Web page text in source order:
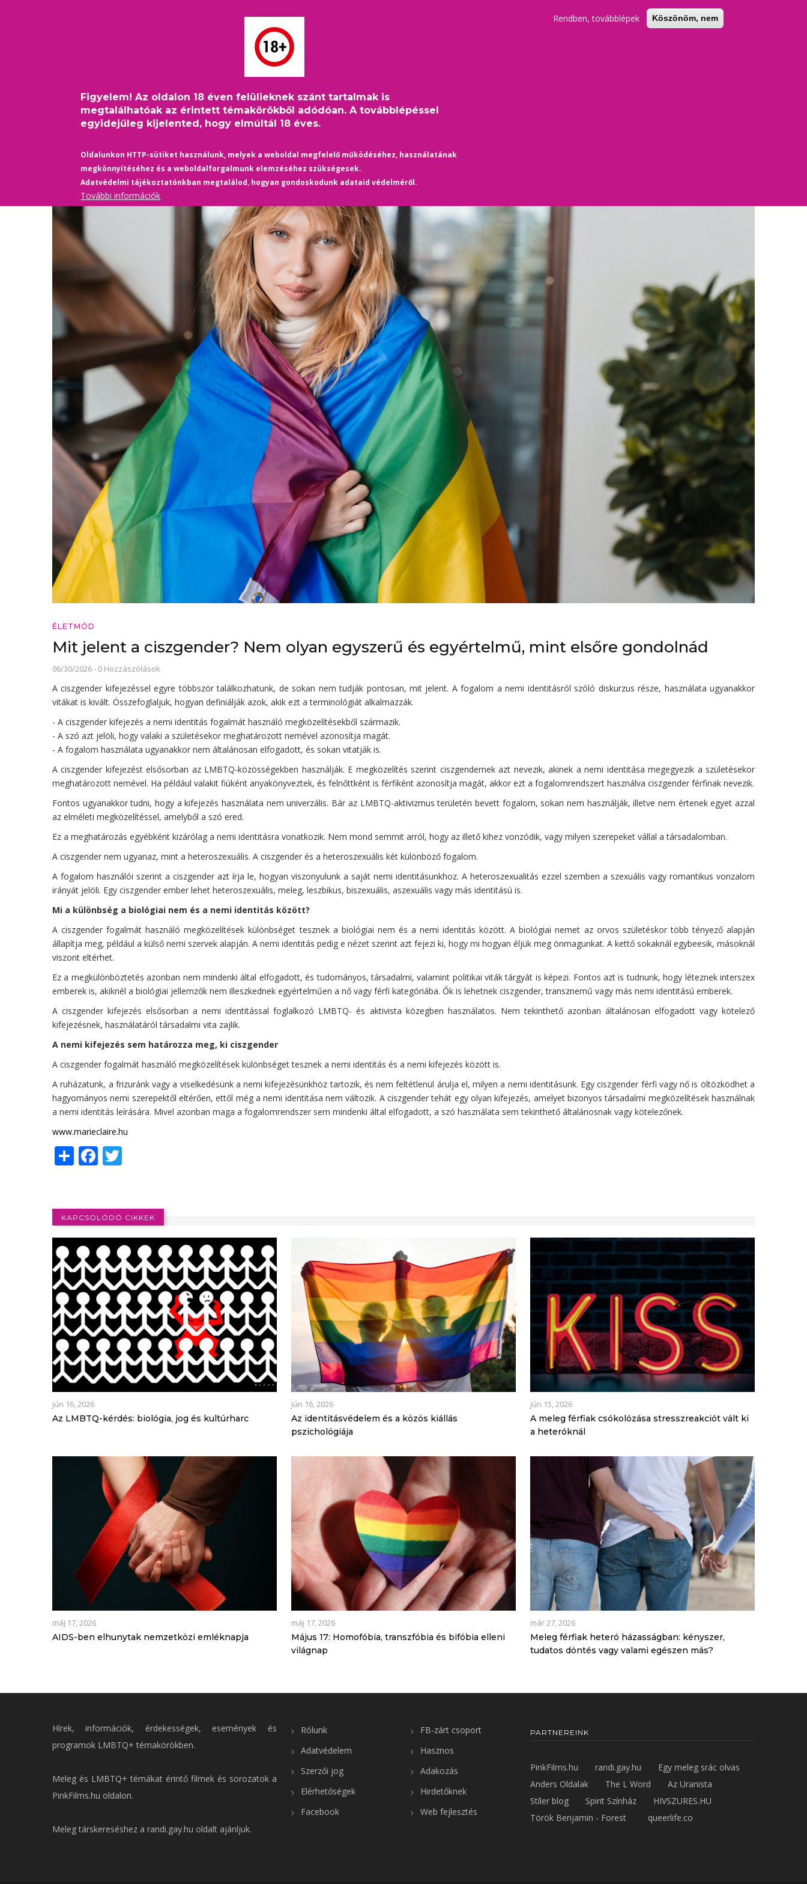
Figyelem! Az oldalon 18 éven felülieknek szánt tartalmak is
megtalálhatóak az érintett témakörökből adódóan. A továbblépéssel
egyidejűleg kijelented, hogy elmúltál 18 éves.
Oldalunkon HTTP-sütiket használunk, melyek a weboldal megfelelő működéséhez, használatának
megkönnyítéséhez és a weboldalforgalmunk elemzéséhez szükségesek.
Adatvédelmi tájékoztatónkban megtalálod, hogyan gondoskodunk adataid védelméről.
További információk
Rendben, továbblépek Köszönöm, nem
PINKFILMS HÍREK
Morzsa
/Életmód /Mit jelent a ciszgender? Nem olyan egyszerű és egyértelmű, mint elsőre gondolnád
ÉLETMÓD
Mit jelent a ciszgender? Nem olyan egyszerű és egyértelmű, mint elsőre gondolnád
06/30/2026- 0 Hozzászólások
A ciszgender kifejezéssel egyre többször találkozhatunk, de sokan nem tudják pontosan, mit jelent. A fogalom a nemi identitásról szóló diskurzus része, használata ugyanakkor
vitákat is kivált. Összefoglaljuk, hogyan definiálják azok, akik ezt a terminológiát alkalmazzák.
- A ciszgender kifejezés a nemi identitás fogalmát használó megközelítésekből származik.
- A szó azt jelöli, hogy valaki a születésekor meghatározott nemével azonosítja magát.
- A fogalom használata ugyanakkor nem általánosan elfogadott, és sokan vitatják is.
A ciszgender kifejezést elsősorban az LMBTQ-közösségekben használják. E megközelítés szerint ciszgendernek azt nevezik, akinek a nemi identitása megegyezik a születésekor
meghatározott nemével. Ha például valakit fiúként anyakönyveztek, és felnőttként is férfiként azonosítja magát, akkor ezt a fogalomrendszert használva ciszgender férfinak nevezik.
Fontos ugyanakkor tudni, hogy a kifejezés használata nem univerzális. Bár az LMBTQ-aktivizmus területén bevett fogalom, sokan nem használják, illetve nem értenek egyet azzal
az elméleti megközelítéssel, amelyből a szó ered.
Ez a meghatározás egyébként kizárólag a nemi identitásra vonatkozik. Nem mond semmit arról, hogy az illető kihez vonzódik, vagy milyen szerepeket vállal a társadalomban.
A ciszgender nem ugyanaz, mint a heteroszexuális. A ciszgender és a heteroszexuális két különböző fogalom.
A fogalom használói szerint a ciszgender azt írja le, hogyan viszonyulunk a saját nemi identitásunkhoz. A heteroszexualitás ezzel szemben a szexuális vagy romantikus vonzalom
irányát jelöli. Egy ciszgender ember lehet heteroszexuális, meleg, leszbikus, biszexuális, aszexuális vagy más identitású is.
Mi a különbség a biológiai nem és a nemi identitás között?
A ciszgender fogalmát használó megközelítések különbséget tesznek a biológiai nem és a nemi identitás között. A biológiai nemet az orvos születéskor több tényező alapján
állapítja meg, például a külső nemi szervek alapján. A nemi identitás pedig e nézet szerint azt fejezi ki, hogy mi hogyan éljük meg önmagunkat. A kettő sokaknál egybeesik, másoknál
viszont eltérhet.
Ez a megkülönböztetés azonban nem mindenki által elfogadott, és tudományos, társadalmi, valamint politikai viták tárgyát is képezi. Fontos azt is tudnunk, hogy léteznek interszex
emberek is, akiknél a biológiai jellemzők nem illeszkednek egyértelműen a nő vagy férfi kategóriába. Ők is lehetnek ciszgender, transznemű vagy más nemi identitású emberek.
A ciszgender kifejezés elsősorban a nemi identitással foglalkozó LMBTQ- és aktivista közegben használatos. Nem tekinthető azonban általánosan elfogadott vagy kötelező
kifejezésnek, használatáról társadalmi vita zajlik.
A nemi kifejezés sem határozza meg, ki ciszgender
A ciszgender fogalmát használó megközelítések különbséget tesznek a nemi identitás és a nemi kifejezés között is.
A ruházatunk, a frizuránk vagy a viselkedésünk a nemi kifejezésünkhöz tartozik, és nem feltétlenül árulja el, milyen a nemi identitásunk. Egy ciszgender férfi vagy nő is öltözködhet a
hagyományos nemi szerepektől eltérően, ettől még a nemi identitása nem változik. A ciszgender tehát egy olyan kifejezés, amelyet bizonyos társadalmi megközelítések használnak
a nemi identitás leírására. Mivel azonban maga a fogalomrendszer sem mindenki által elfogadott, a szó használata sem tekinthető általánosnak vagy kötelezőnek.
www.marieclaire.hu
ShareFacebook
KAPCSOLÓDÓ CIKKEK
jún 16, 2026
Az LMBTQ-kérdés: biológia, jog és kultúrharc
jún 16, 2026
Az identitásvédelem és a közös kiállás
pszichológiája
jún 15, 2026
A meleg férfiak csókolózása stresszreakciót vált ki
a heteróknál
máj 17, 2026
AIDS-ben elhunytak nemzetközi emléknapja
máj 17, 2026
Május 17: Homofóbia, transzfóbia és bifóbia elleni
világnap
már 27, 2026
Meleg férfiak heteró házasságban: kényszer,
tudatos döntés vagy valami egészen más?
Hírek, információk, érdekességek, események és
programok LMBTQ+ témakörökben.
Meleg és LMBTQ+ témákat érintő filmek és sorozatok a
PinkFilms.hu oldalon.
Meleg társkereséshez a randi.gay.hu oldalt ajánljuk.
Rólunk
Adatvédelem
Szerzői jog
Elérhetőségek
Facebook
FB-zárt csoport
Hasznos
Adakozás
Hirdetőknek
Web fejlesztés
PARTNEREINK
PinkFilms.hu randi.gay.hu
Egy meleg srác olvas
Anders Oldalak
The L Word
Az Uranista
Stíler blog
Spirit Színház
HIVSZURES.HU
Török Benjamin - Forest
queerlife.co